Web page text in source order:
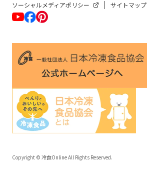
ソーシャルメディアポリシー
サイトマップ
Copyright © 冷食Online All Rights Reserved.